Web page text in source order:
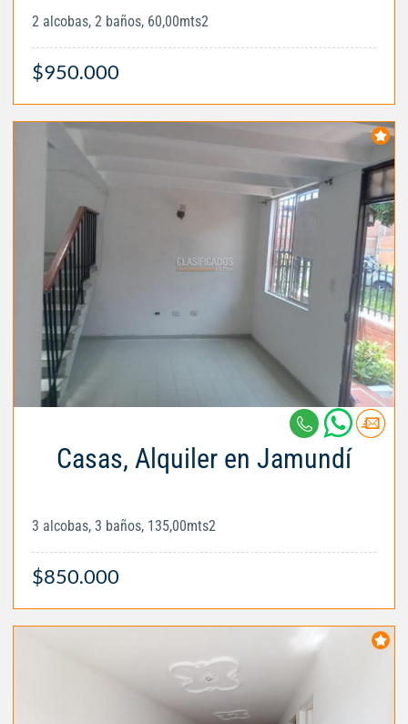
2 alcobas, 2 baños, 60,00mts2
$950.000
Casas, Alquiler en Jamundí
3 alcobas, 3 baños, 135,00mts2
$850.000